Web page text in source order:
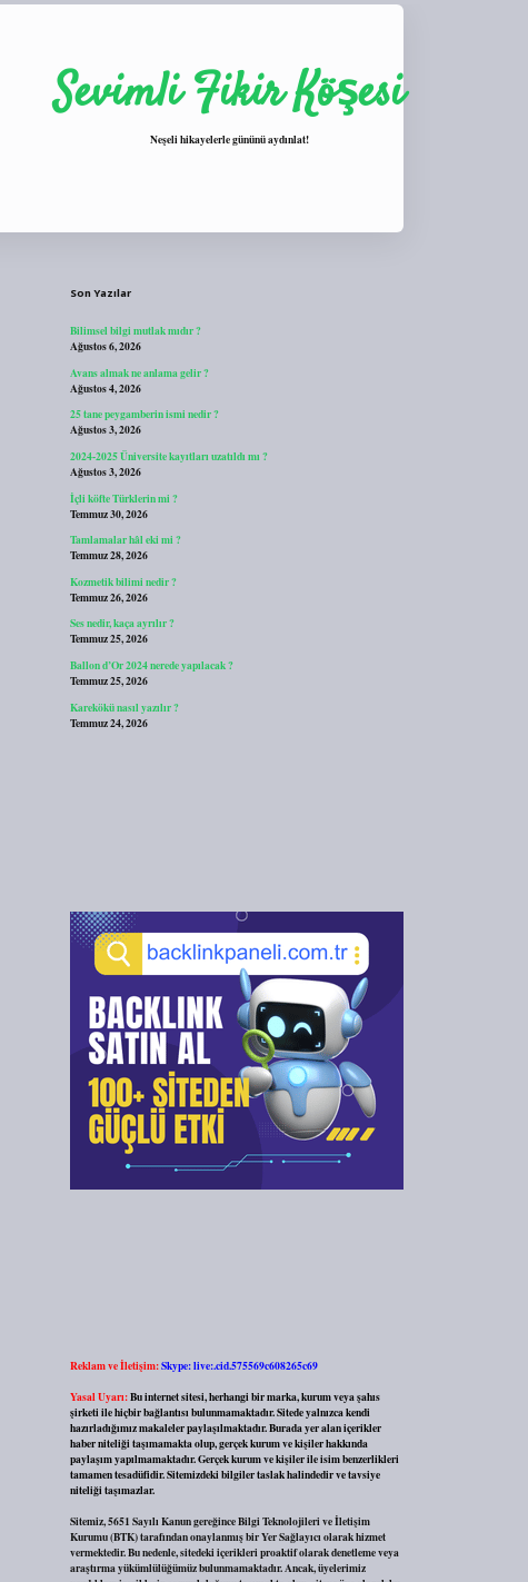
Sevimli Fikir Köşesi
Neşeli hikayelerle gününü aydınlat!
Son Yazılar
Bilimsel bilgi mutlak mıdır ?
Ağustos 6, 2026
Avans almak ne anlama gelir ?
Ağustos 4, 2026
25 tane peygamberin ismi nedir ?
Ağustos 3, 2026
2024-2025 Üniversite kayıtları uzatıldı mı ?
Ağustos 3, 2026
İçli köfte Türklerin mi ?
Temmuz 30, 2026
Tamlamalar hâl eki mi ?
Temmuz 28, 2026
Kozmetik bilimi nedir ?
Temmuz 26, 2026
Ses nedir, kaça ayrılır ?
Temmuz 25, 2026
Ballon d’Or 2024 nerede yapılacak ?
Temmuz 25, 2026
Karekökü nasıl yazılır ?
Temmuz 24, 2026
Reklam ve İletişim:Skype: live:.cid.575569c608265c69
Yasal Uyarı:Bu internet sitesi, herhangi bir marka, kurum veya şahıs
şirketi ile hiçbir bağlantısı bulunmamaktadır. Sitede yalnızca kendi
hazırladığımız makaleler paylaşılmaktadır. Burada yer alan içerikler
haber niteliği taşımamakta olup, gerçek kurum ve kişiler hakkında
paylaşım yapılmamaktadır. Gerçek kurum ve kişiler ile isim benzerlikleri
tamamen tesadüfidir. Sitemizdeki bilgiler taslak halindedir ve tavsiye
niteliği taşımazlar.
Sitemiz, 5651 Sayılı Kanun gereğince Bilgi Teknolojileri ve İletişim
Kurumu (BTK) tarafından onaylanmış bir Yer Sağlayıcı olarak hizmet
vermektedir. Bu nedenle, sitedeki içerikleri proaktif olarak denetleme veya
araştırma yükümlülüğümüz bulunmamaktadır. Ancak, üyelerimiz